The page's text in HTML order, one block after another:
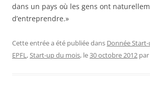
dans un pays où les gens ont
d’entreprendre.»
Cette entrée a été publiée dans Donnée
EPFL,Start-up du mois, le30 octobre 2012 par